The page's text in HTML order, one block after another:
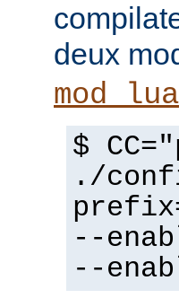
deux
mod_lua
$
./
--
--